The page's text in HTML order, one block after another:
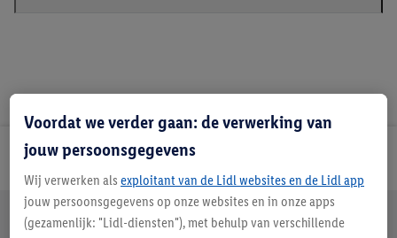
Lidl Nieuwsbrief
Jouw voordelen bij ons als Lidl webshop klant
Gratis retourneren Veilig winkelen
Voordat we verder gaan: de verwerking van
jouw persoonsgegevens
Wij verwerken als exploitant van de Lidl websites en de Lidl app
jouw persoonsgegevens op onze websites en in onze apps
(gezamenlijk: "Lidl-diensten"), met behulp van verschillende